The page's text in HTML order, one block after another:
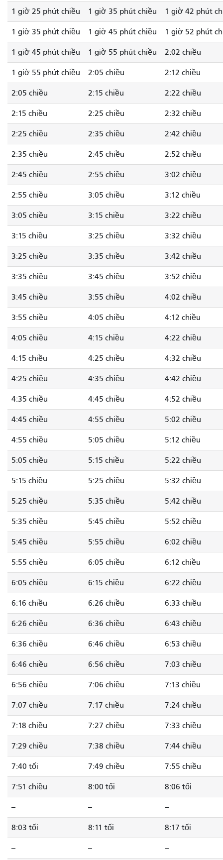
1 giờ 25 phút chiều 1 giờ 35 phút chiều 1 giờ 42 phút
1 giờ 35 phút chiều 1 giờ 45 phút chiều 1 giờ 52 phút
1 giờ 45 phút chiều 1 giờ 55 phút chiều 2:02 chiều
1 giờ 55 phút chiều 2:05 chiều 2:12 chiều
2:05 chiều 2:15 chiều 2:22 chiều
2:15 chiều 2:25 chiều 2:32 chiều
2:25 chiều 2:35 chiều 2:42 chiều
2:35 chiều 2:45 chiều 2:52 chiều
2:45 chiều 2:55 chiều 3:02 chiều
2:55 chiều 3:05 chiều 3:12 chiều
3:05 chiều 3:15 chiều 3:22 chiều
3:15 chiều 3:25 chiều 3:32 chiều
3:25 chiều 3:35 chiều 3:42 chiều
3:35 chiều 3:45 chiều 3:52 chiều
3:45 chiều 3:55 chiều 4:02 chiều
3:55 chiều 4:05 chiều 4:12 chiều
4:05 chiều 4:15 chiều 4:22 chiều
4:15 chiều 4:25 chiều 4:32 chiều
4:25 chiều 4:35 chiều 4:42 chiều
4:35 chiều 4:45 chiều 4:52 chiều
4:45 chiều 4:55 chiều 5:02 chiều
4:55 chiều 5:05 chiều 5:12 chiều
5:05 chiều 5:15 chiều 5:22 chiều
5:15 chiều 5:25 chiều 5:32 chiều
5:25 chiều 5:35 chiều 5:42 chiều
5:35 chiều 5:45 chiều 5:52 chiều
5:45 chiều 5:55 chiều 6:02 chiều
5:55 chiều 6:05 chiều 6:12 chiều
6:05 chiều 6:15 chiều 6:22 chiều
6:16 chiều 6:26 chiều 6:33 chiều
6:26 chiều 6:36 chiều 6:43 chiều
6:36 chiều 6:46 chiều 6:53 chiều
6:46 chiều 6:56 chiều 7:03 chiều
6:56 chiều 7:06 chiều 7:13 chiều
7:07 chiều 7:17 chiều 7:24 chiều
7:18 chiều 7:27 chiều 7:33 chiều
7:29 chiều 7:38 chiều 7:44 chiều
7:40 tối 7:49 chiều 7:55 chiều
7:51 chiều 8:00 tối 8:06 tối
-- -- --
8:03 tối 8:11 tối 8:17 tối
-- -- --